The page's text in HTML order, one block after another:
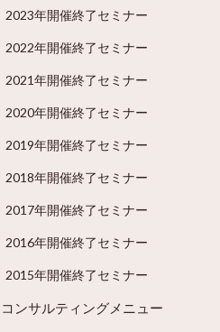
2023年開催終了セミナー
2022年開催終了セミナー
2021年開催終了セミナー
2020年開催終了セミナー
2019年開催終了セミナー
2018年開催終了セミナー
2017年開催終了セミナー
2016年開催終了セミナー
2015年開催終了セミナー
コンサルティングメニュー